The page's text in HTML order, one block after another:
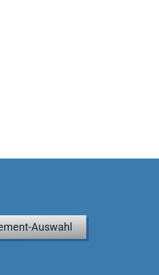
Auswahl